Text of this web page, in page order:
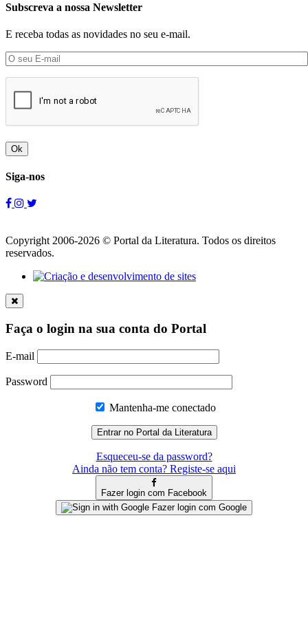
Subscreva a nossa Newsletter
E receba todas as novidades no seu e-mail.
Ok
Siga-nos
Copyright 2006-2026 © Portal da Literatura. Todos os direitos
reservados.
Faça o login na sua conta do Portal
E-mail
Password
Mantenha-me conectado
Esqueceu-se da password?
Ainda não tem conta? Registe-se aqui
Fazer login com Facebook
Fazer login com Google